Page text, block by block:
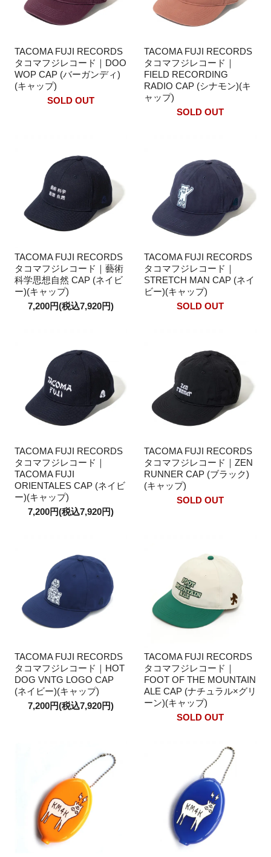
TACOMA FUJI RECORDS
タコマフジレコード｜DOO
WOP CAP (バーガンディ)
(キャップ)
SOLD OUT
TACOMA FUJI RECORDS
タコマフジレコード｜
FIELD RECORDING
RADIO CAP (シナモン)(キ
ャップ)
SOLD OUT
TACOMA FUJI RECORDS
タコマフジレコード｜藝術
科学思想自然 CAP (ネイビ
ー)(キャップ)
7,200円(税込7,920円)
TACOMA FUJI RECORDS
タコマフジレコード｜
STRETCH MAN CAP (ネイ
ビー)(キャップ)
SOLD OUT
TACOMA FUJI RECORDS
タコマフジレコード｜
TACOMA FUJI
ORIENTALES CAP (ネイビ
ー)(キャップ)
7,200円(税込7,920円)
TACOMA FUJI RECORDS
タコマフジレコード｜ZEN
RUNNER CAP (ブラック)
(キャップ)
SOLD OUT
TACOMA FUJI RECORDS
タコマフジレコード｜HOT
DOG VNTG LOGO CAP
(ネイビー)(キャップ)
7,200円(税込7,920円)
TACOMA FUJI RECORDS
タコマフジレコード｜
FOOT OF THE MOUNTAIN
ALE CAP (ナチュラル×グリ
ーン)(キャップ)
SOLD OUT